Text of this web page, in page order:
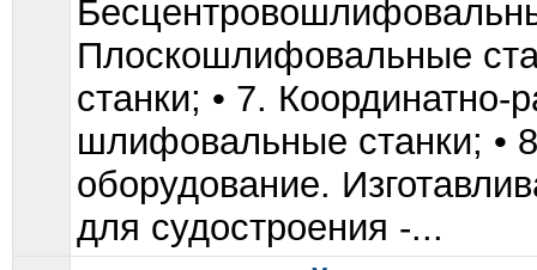
Плоскошлифовальные
станки; • 7. Координатно-
шлифовальные станки; •
оборудование.
для судостроения -...